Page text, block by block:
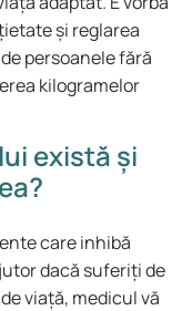
și reglarea
persoanele fără
kilogramelor
există și
care inhibă
dacă suferiți de
viață, medicul vă